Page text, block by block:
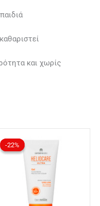
και χωρίς
-22%
-22%
was:
36,00€.